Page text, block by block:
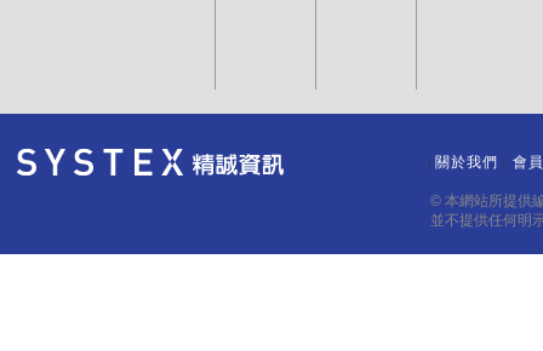
關於我們 會
© 本網站所提供
並不提供任何明